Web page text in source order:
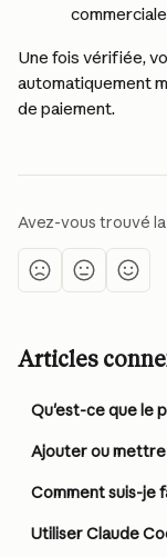
Une fois vérifiée,
automatiquement
de paiement.
Avez-vous trouvé
Articles
Qu'est-ce que le
Comment suis-je